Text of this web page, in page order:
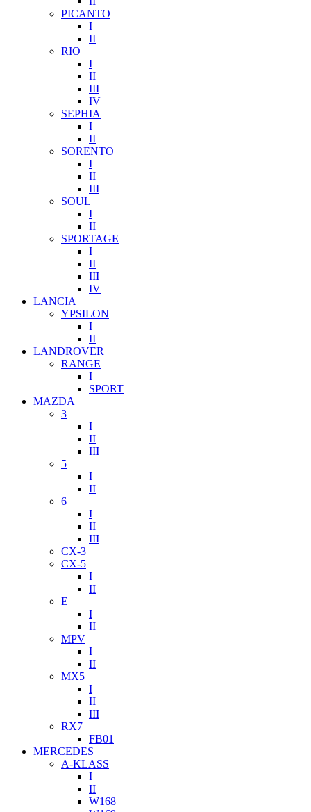
PICANTO
I
II
RIO
I
II
III
IV
SEPHIA
I
II
SORENTO
I
II
III
SOUL
I
II
SPORTAGE
I
II
III
IV
LANCIA
YPSILON
I
II
LANDROVER
RANGE
I
SPORT
MAZDA
3
I
II
III
5
I
II
6
I
II
III
CX-3
CX-5
I
II
E
I
II
MPV
I
II
MX5
I
II
III
RX7
FB01
MERCEDES
A-KLASS
I
II
W168